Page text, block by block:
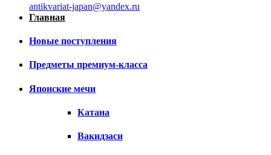
antikvariat-japan@yandex.ru
Главная
Новые поступления
Предметы премиум-класса
Японские мечи
Катана
Вакидзаси